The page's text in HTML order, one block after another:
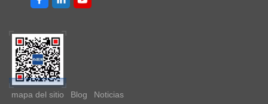
mapa del sitio Blog Noticias